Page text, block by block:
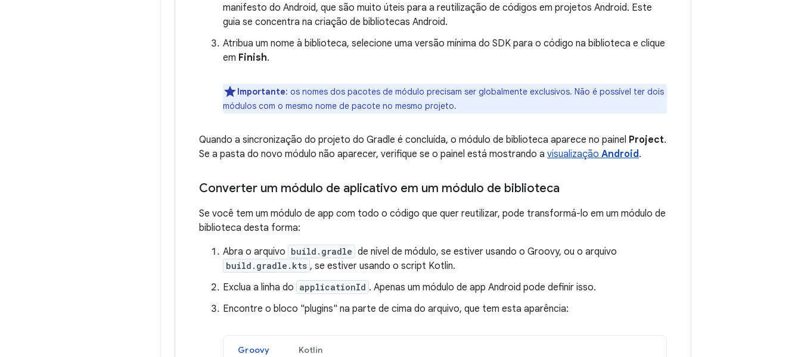
manifesto do Android, que são muito úteis para a reutilização de códigos em projetos Android. Este
guia se concentra na criação de bibliotecas Android.
Atribua um nome à biblioteca, selecione uma versão mínima do SDK para o código na biblioteca e clique
em Finish.
Importante: os nomes dos pacotes de módulo precisam ser globalmente exclusivos. Não é possível ter dois
módulos com o mesmo nome de pacote no mesmo projeto.
Quando a sincronização do projeto do Gradle é concluída, o módulo de biblioteca aparece no painel Project.
Se a pasta do novo módulo não aparecer, verifique se o painel está mostrando a visualização Android.
Converter um módulo de aplicativo em um módulo de biblioteca
Se você tem um módulo de app com todo o código que quer reutilizar, pode transformá-lo em um módulo de
biblioteca desta forma:
Abra o arquivo build.gradle de nível de módulo, se estiver usando o Groovy, ou o arquivo
build.gradle.kts , se estiver usando o script Kotlin.
Exclua a linha do applicationId . Apenas um módulo de app Android pode definir isso.
Encontre o bloco "plugins" na parte de cima do arquivo, que tem esta aparência:
Groovy Kotlin